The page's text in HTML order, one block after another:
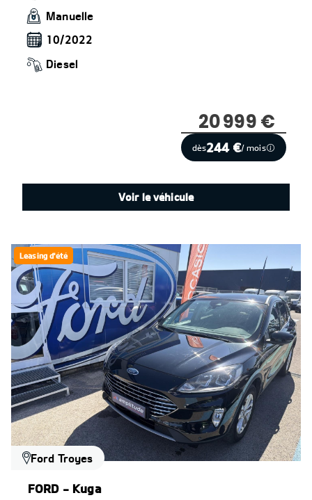
Manuelle
10/2022
Diesel
20 999 €
dès244 €/ mois
Voir le véhicule
Leasing d'été
Ford Troyes
FORD - Kuga